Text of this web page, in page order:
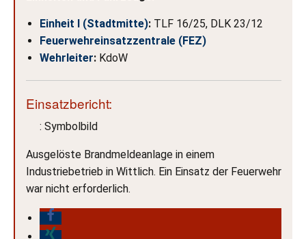
Einheit I (Stadtmitte): TLF 16/25, DLK 23/12
Feuerwehreinsatzzentrale (FEZ)
Wehrleiter: KdoW
Einsatzbericht:
: Symbolbild
Ausgelöste Brandmeldeanlage in einem
Industriebetrieb in Wittlich. Ein Einsatz der Feuerwehr
war nicht erforderlich.